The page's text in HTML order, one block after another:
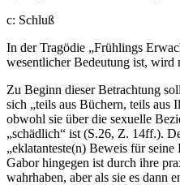
c: Schluß
In der Tragödie „Frühlings
wesentlicher Bedeutung ist, wird
Zu Beginn dieser Betrachtung
sich „teils aus Büchern, teils aus
obwohl sie über die sexuelle
„schädlich“ ist (S.26, Z. 14ff.).
„eklatanteste(n) Beweis für
Gabor hingegen ist durch ihre
wahrhaben, aber als sie es dann